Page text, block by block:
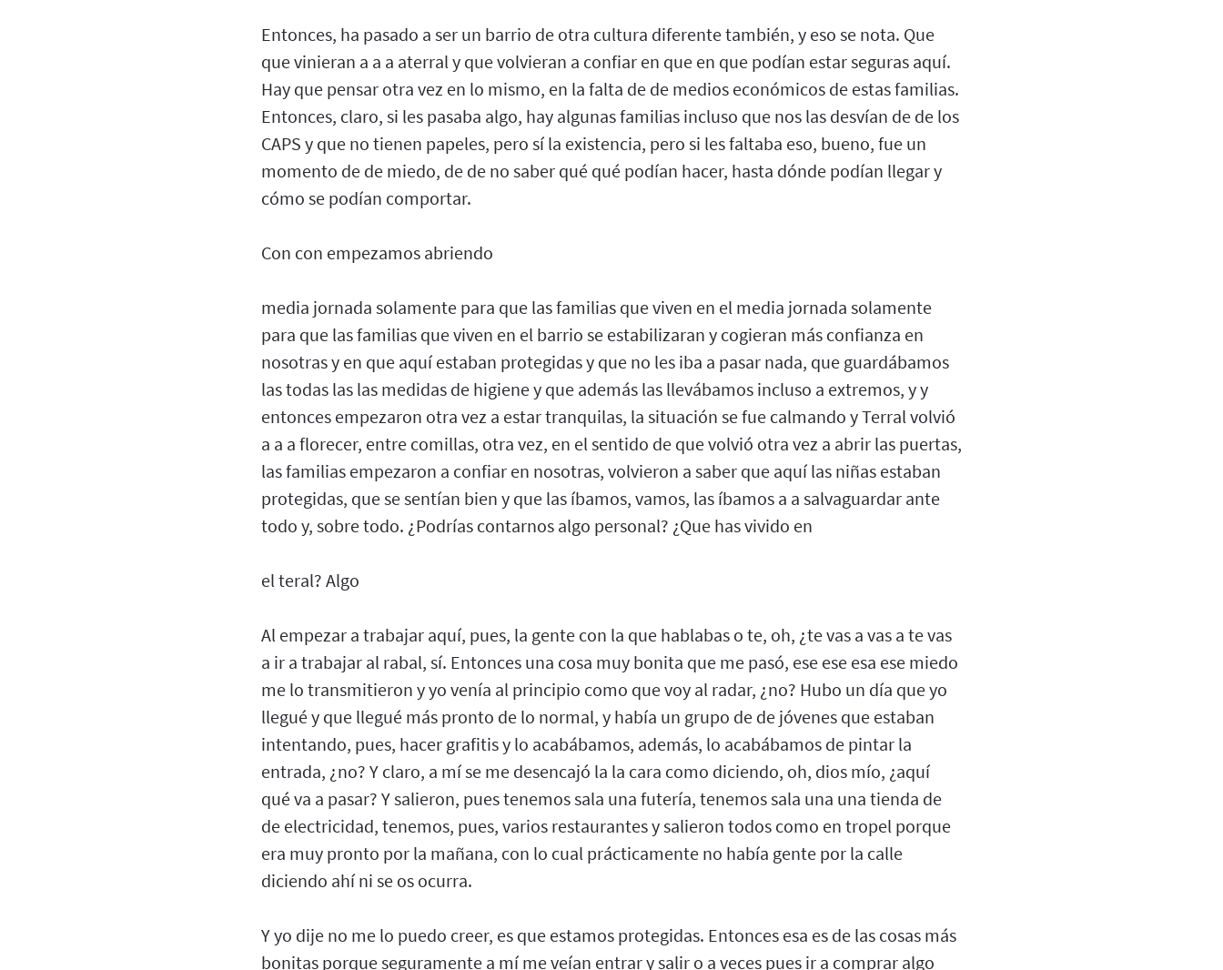
Entonces, ha pasado a ser un barrio de otra cultura diferente también, y eso se nota. Que
que vinieran a a a aterral y que volvieran a confiar en que en que podían estar seguras aquí.
Hay que pensar otra vez en lo mismo, en la falta de de medios económicos de estas familias.
Entonces, claro, si les pasaba algo, hay algunas familias incluso que nos las desvían de de los
CAPS y que no tienen papeles, pero sí la existencia, pero si les faltaba eso, bueno, fue un
momento de de miedo, de de no saber qué qué podían hacer, hasta dónde podían llegar y
cómo se podían comportar.
Con con empezamos abriendo
media jornada solamente para que las familias que viven en el media jornada solamente
para que las familias que viven en el barrio se estabilizaran y cogieran más confianza en
nosotras y en que aquí estaban protegidas y que no les iba a pasar nada, que guardábamos
las todas las las medidas de higiene y que además las llevábamos incluso a extremos, y y
entonces empezaron otra vez a estar tranquilas, la situación se fue calmando y Terral volvió
a a a florecer, entre comillas, otra vez, en el sentido de que volvió otra vez a abrir las puertas,
las familias empezaron a confiar en nosotras, volvieron a saber que aquí las niñas estaban
protegidas, que se sentían bien y que las íbamos, vamos, las íbamos a a salvaguardar ante
todo y, sobre todo. ¿Podrías contarnos algo personal? ¿Que has vivido en
el teral? Algo
Al empezar a trabajar aquí, pues, la gente con la que hablabas o te, oh, ¿te vas a vas a te vas
a ir a trabajar al rabal, sí. Entonces una cosa muy bonita que me pasó, ese ese esa ese miedo
me lo transmitieron y yo venía al principio como que voy al radar, ¿no? Hubo un día que yo
llegué y que llegué más pronto de lo normal, y había un grupo de de jóvenes que estaban
intentando, pues, hacer grafitis y lo acabábamos, además, lo acabábamos de pintar la
entrada, ¿no? Y claro, a mí se me desencajó la la cara como diciendo, oh, dios mío, ¿aquí
qué va a pasar? Y salieron, pues tenemos sala una futería, tenemos sala una una tienda de
de electricidad, tenemos, pues, varios restaurantes y salieron todos como en tropel porque
era muy pronto por la mañana, con lo cual prácticamente no había gente por la calle
diciendo ahí ni se os ocurra.
Y yo dije no me lo puedo creer, es que estamos protegidas. Entonces esa es de las cosas más
bonitas porque seguramente a mí me veían entrar y salir o a veces pues ir a comprar algo